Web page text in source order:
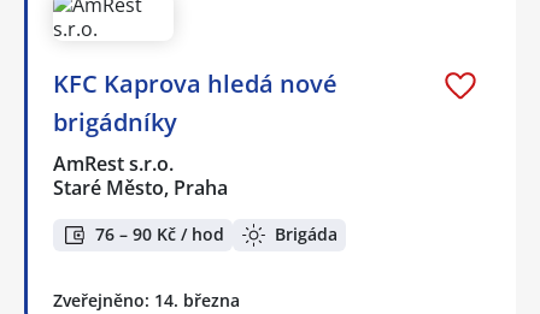
KFC Kaprova hledá nové
brigádníky
AmRest s.r.o.
Staré Město, Praha
76 – 90 Kč / hod Brigáda
Zveřejněno: 14. března